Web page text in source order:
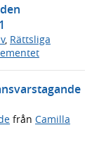
, Rättsliga
från Camilla